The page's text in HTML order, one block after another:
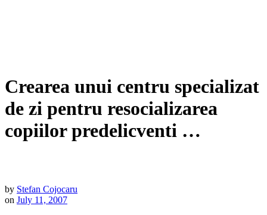
Crearea unui centru specializat
de zi pentru resocializarea
copiilor predelicventi …
by Stefan Cojocaru
on July 11, 2007